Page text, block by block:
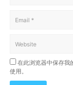
在此浏览器中保存我
使用。